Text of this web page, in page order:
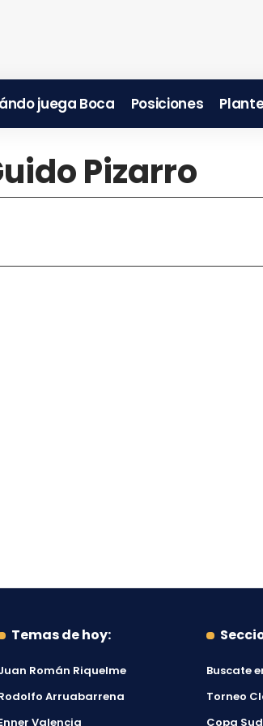
juega Boca Posiciones
Pizarro
Temas de hoy:
Román Riquelme
Arruabarrena
Valencia
Buscate
Torneo
Copa